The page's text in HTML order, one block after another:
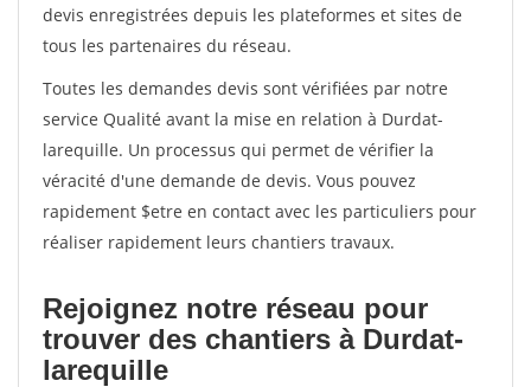
devis enregistrées depuis les plateformes et sites de
tous les partenaires du réseau.
Toutes les demandes devis sont vérifiées par notre
service Qualité avant la mise en relation à Durdat-
larequille. Un processus qui permet de vérifier la
véracité d'une demande de devis. Vous pouvez
rapidement $etre en contact avec les particuliers pour
réaliser rapidement leurs chantiers travaux.
Rejoignez notre réseau pour
trouver des chantiers à Durdat-
larequille